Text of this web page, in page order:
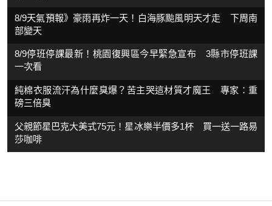
8/9天氣預報》豪雨再炸一天！白海豚颱風明天才走 下周南
部變天
8/9停班停課最新！桃園復興區今早緊急宣布 3縣市停班課
一次看
純棉衣服流汗為什麼臭爆？苦主哭這材質才魔王 專家：重
磅三倍臭
父親節星巴克大美式75元！星冰樂半價多1杯 買一送一路易
莎咖啡